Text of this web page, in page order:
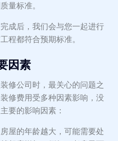
量标准。
成后，我们会与您一起进行
程都符合预期标准。
因素
修公司时，最关心的问题之
修费用受多种因素影响，没
要的影响因素：
屋的年龄越大，可能需要处